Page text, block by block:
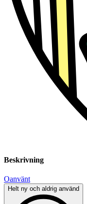
Beskrivning
Oanvänt
Helt ny och aldrig använd